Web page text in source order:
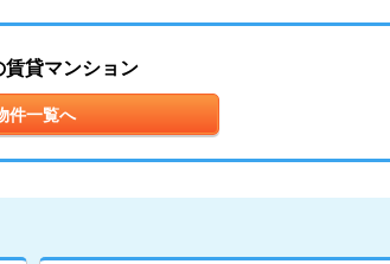
賃貸マンション
件一覧へ